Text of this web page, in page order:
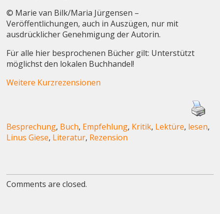
© Marie van Bilk/Maria Jürgensen –
Veröffentlichungen, auch in Auszügen, nur mit
ausdrücklicher Genehmigung der Autorin.
Für alle hier besprochenen Bücher gilt: Unterstützt
möglichst den lokalen Buchhandel!
Weitere Kurzrezensionen
Besprechung, Buch, Empfehlung, Kritik, Lektüre, lesen,
Linus Giese, Literatur, Rezension
Comments are closed.